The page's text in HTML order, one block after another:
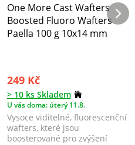
One More Cast Wafters
Boosted Fluoro Wafters
Paella 100 g 10x14 mm
249 Kč
> 10 ks Skladem
U vás doma: úterý 11.8.
Vysoce viditelné, fluorescenční
wafters, které jsou
boosterované pro zvýšení